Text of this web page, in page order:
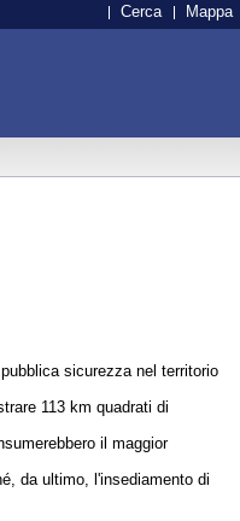
Cerca Mappa
sicurezza nel territorio
113 km quadrati di
il maggior
da ultimo, l'insediamento di